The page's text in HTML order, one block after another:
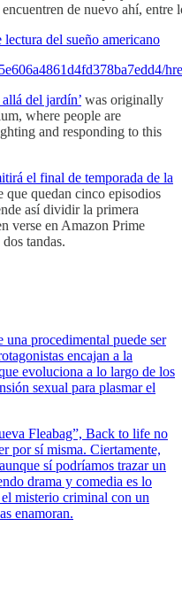
de nuevo ahí, entre
lectura del sueño americano
del jardín’ was originally
where people are
and responding to this
el final de temporada de la
que quedan cinco episodios
así dividir la primera
verse en Amazon Prime
tandas.
una procedimental puede ser
encajan a la
evoluciona a lo largo de los
sexual para plasmar el
Fleabag”, Back to life no
por sí misma. Ciertamente,
sí podríamos trazar un
drama y comedia es lo
misterio criminal con un
enamoran.